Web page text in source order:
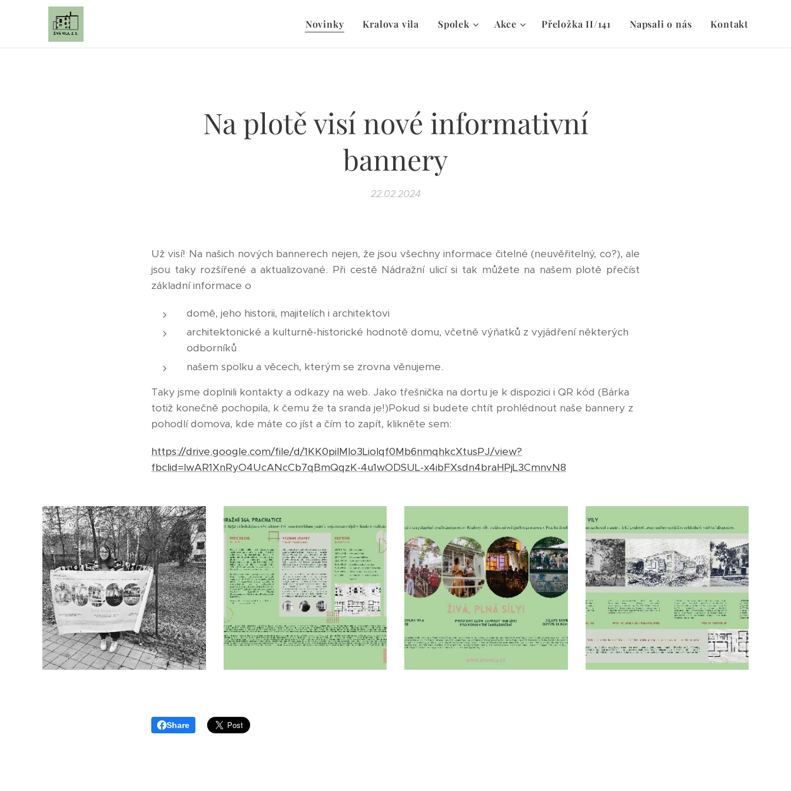
Novinky Kralova vila Spolek Akce Přeložka II/141 Napsali o nás Kontakt
Na plotě visí nové informativní
bannery
22.02.2024
Už visí! Na našich nových bannerech nejen, že jsou všechny informace čitelné (neuvěřitelný, co?), ale
jsou taky rozšířené a aktualizované. Při cestě Nádražní ulicí si tak můžete na našem plotě přečíst
základní informace o
domě, jeho historii, majitelích i architektovi
architektonické a kulturně-historické hodnotě domu, včetně výňatků z vyjádření některých
odborníků
našem spolku a věcech, kterým se zrovna věnujeme.
Taky jsme doplnili kontakty a odkazy na web. Jako třešnička na dortu je k dispozici i QR kód (Bárka
totiž konečně pochopila, k čemu že ta sranda je!)Pokud si budete chtít prohlédnout naše bannery z
pohodlí domova, kde máte co jíst a čím to zapít, klikněte sem:
https://drive.google.com/file/d/1KK0piIMlo3LioIqf0Mb6nmqhkcXtusPJ/view?
fbclid=IwAR1XnRyO4UcANcCb7qBmQqzK-4u1wODSUL-x4ibFXsdn4braHPjL3CmnvN8
Share